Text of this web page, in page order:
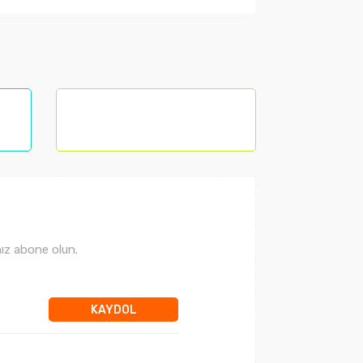
abone olun.
KAYDOL